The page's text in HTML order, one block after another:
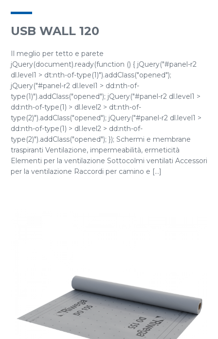
USB WALL 120
Il meglio per tetto e parete
jQuery(document).ready(function () { jQuery("#panel-r2
dl.level1 > dt:nth-of-type(1)").addClass("opened");
jQuery("#panel-r2 dl.level1 > dd:nth-of-
type(1)").addClass("opened"); jQuery("#panel-r2 dl.level1 >
dd:nth-of-type(1) > dl.level2 > dt:nth-of-
type(2)").addClass("opened"); jQuery("#panel-r2 dl.level1 >
dd:nth-of-type(1) > dl.level2 > dd:nth-of-
type(2)").addClass("opened"); }); Schermi e membrane
traspiranti Ventilazione, impermeabilità, ermeticità
Elementi per la ventilazione Sottocolmi ventilati Accessori
per la ventilazione Raccordi per camino e [...]